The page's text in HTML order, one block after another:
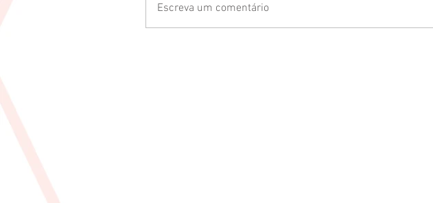
Escreva um comentário